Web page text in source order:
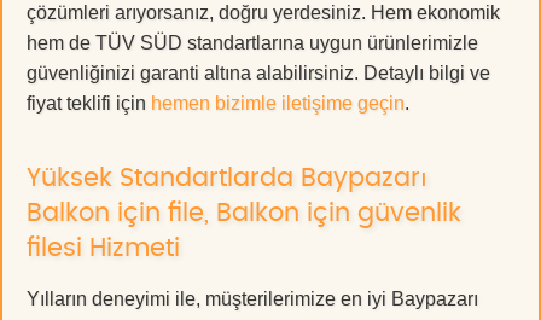
çözümleri arıyorsanız, doğru yerdesiniz. Hem ekonomik
hem de TÜV SÜD standartlarına uygun ürünlerimizle
güvenliğinizi garanti altına alabilirsiniz. Detaylı bilgi ve
fiyat teklifi için hemen bizimle iletişime geçin.
Yüksek Standartlarda Baypazarı
Balkon için file, Balkon için güvenlik
filesi Hizmeti
Yılların deneyimi ile, müşterilerimize en iyi Baypazarı